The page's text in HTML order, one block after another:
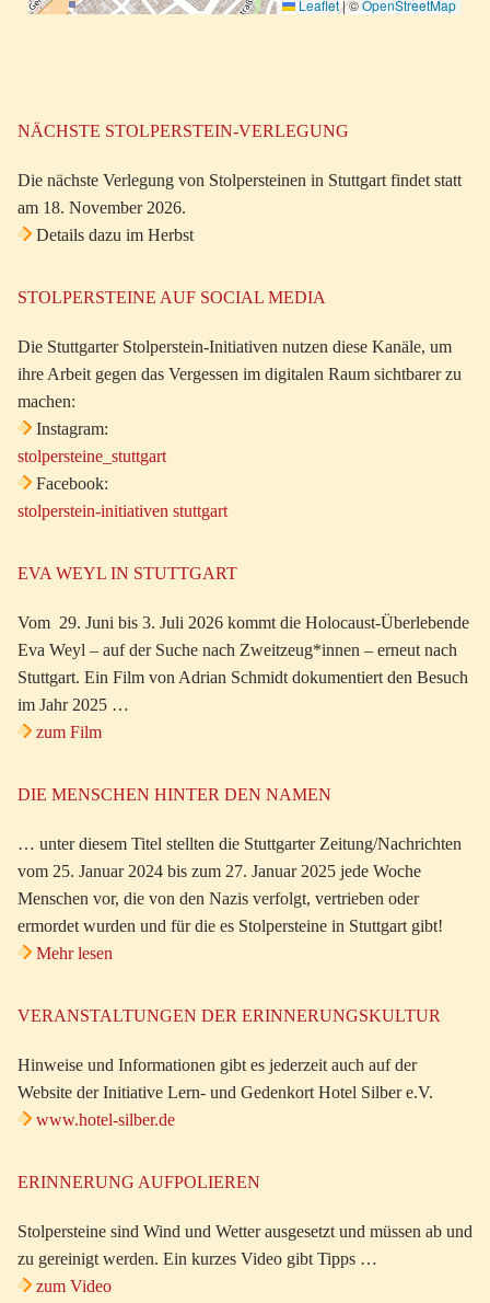
Leaflet|©OpenStreetMap
NÄCHSTE STOLPERSTEIN-VERLEGUNG
Die nächste Verlegung von Stolpersteinen in Stuttgart findet statt
am 18. November 2026.
Details dazu im Herbst
STOLPERSTEINE AUF SOCIAL MEDIA
Die Stuttgarter Stolperstein-Initiativen nutzen diese Kanäle, um
ihre Arbeit gegen das Vergessen im digitalen Raum sichtbarer zu
machen:
Instagram:
stolpersteine_stuttgart
Facebook:
stolperstein-initiativen stuttgart
EVA WEYL IN STUTTGART
Vom 29. Juni bis 3. Juli 2026 kommt die Holocaust-Überlebende
Eva Weyl – auf der Suche nach Zweitzeug*innen – erneut nach
Stuttgart. Ein Film von Adrian Schmidt dokumentiert den Besuch
im Jahr 2025 …
zum Film
DIE MENSCHEN HINTER DEN NAMEN
… unter diesem Titel stellten die Stuttgarter Zeitung/Nachrichten
vom 25. Januar 2024 bis zum 27. Januar 2025 jede Woche
Menschen vor, die von den Nazis verfolgt, vertrieben oder
ermordet wurden und für die es Stolpersteine in Stuttgart gibt!
Mehr lesen
VERANSTALTUNGEN DER ERINNERUNGSKULTUR
Hinweise und Informationen gibt es jederzeit auch auf der
Website der Initiative Lern- und Gedenkort Hotel Silber e.V.
www.hotel-silber.de
ERINNERUNG AUFPOLIEREN
Stolpersteine sind Wind und Wetter ausgesetzt und müssen ab und
zu gereinigt werden. Ein kurzes Video gibt Tipps …
zum Video